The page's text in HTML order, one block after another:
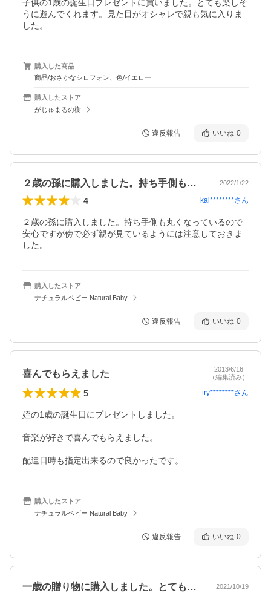
子供の1歳の誕生日プレゼントに買いました。とても楽しそ
うに遊んでくれます。見た目がオシャレで親も気に入りま
した。
購入した商品
商品/おさかなシロフォン、色/イエロー
購入したストア
がじゅまるの樹
違反報告 いいね 0
２歳の孫に購入しました。持ち手側も丸く… 2022/1/22
4 kai********さん
２歳の孫に購入しました。持ち手側も丸くなっているので
安心ですが傍で必ず親が見ているようには注意しておきま
した。
購入したストア
ナチュラルベビー Natural Baby
違反報告 いいね 0
喜んでもらえました
2013/6/16
（編集済み）
5 try********さん
姪の1歳の誕生日にプレゼントしました。
音楽が好きで喜んでもらえました。
配達日時も指定出来るので良かったです。
購入したストア
ナチュラルベビー Natural Baby
違反報告 いいね 0
一歳の贈り物に購入しました。とても気に… 2021/10/19